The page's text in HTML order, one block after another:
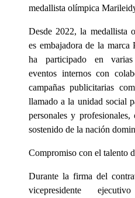
medallista olímpica
Desde 2022, la medallista
es embajadora de la marca
ha participado en varias
eventos internos con
campañas publicitarias
llamado a la unidad social
personales y
sostenido de la nación
Compromiso con el talento
Durante la firma del
vicepresidente